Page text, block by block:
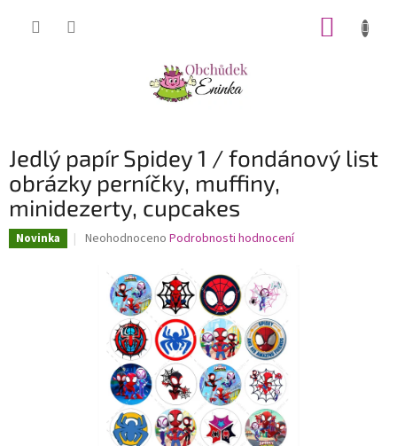
Jedlý papír Spidey 1 / fondánový list
obrázky perníčky, muffiny,
minidezerty, cupcakes
Novinka
Průměrné
produktu
hvězdiček.
Neohodnoceno Podrobnosti hodnocení